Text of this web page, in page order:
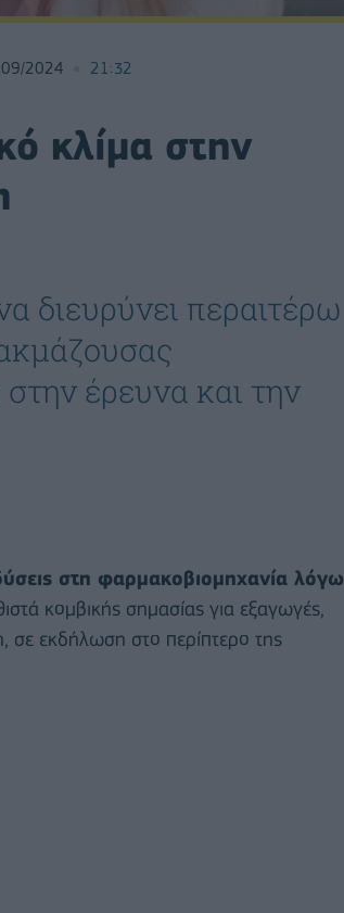
2024 21:32
κλίμα στην
διευρύνει περαιτέρω
έρευνα και την
στη φαρμακοβιομηχανία λόγω
κομβικής σημασίας για εξαγωγές,
εκδήλωση στο περίπτερο της